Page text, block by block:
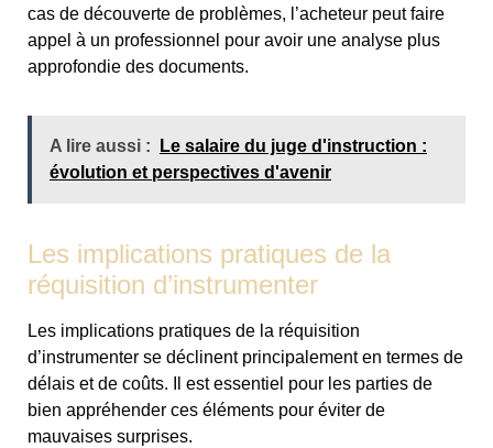
cas de découverte de problèmes, l’acheteur peut faire
appel à un professionnel pour avoir une analyse plus
approfondie des documents.
A lire aussi :
Le salaire du juge d'instruction :
évolution et perspectives d'avenir
Les implications pratiques de la
réquisition d’instrumenter
Les implications pratiques de la réquisition
d’instrumenter se déclinent principalement en termes de
délais et de coûts. Il est essentiel pour les parties de
bien appréhender ces éléments pour éviter de
mauvaises surprises.